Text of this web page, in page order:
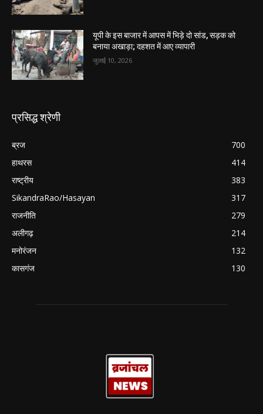
यूपी के इस बाजार में आपस में भिड़े दो सांड, सड़क को
बनाया अखाड़ा; दहशत में आए व्यापारी
जुलाई 10, 2026
प्रसिद्ध श्रेणी
ब्रज
700
हाथरस
414
राष्ट्रीय
383
SikandraRao/Hasayan
317
राजनीति
279
अलीगढ़
214
मनोरंजन
132
कासगंज
130